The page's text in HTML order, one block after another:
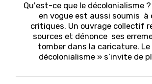
Qu'est-ce que le décolonialisme
en vogue est aussi soumis à
critiques. Un ouvrage collectif
sources et dénonce ses
tomber dans la caricature.
décolonialisme » s’invite de